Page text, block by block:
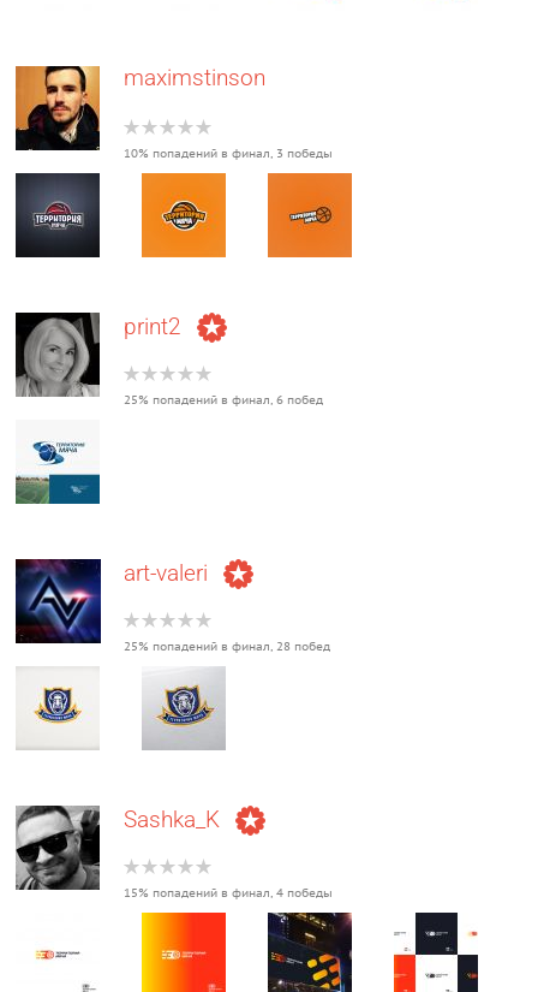
maximstinson
10% попадений в финал, 3 победы
print2
25% попадений в финал, 6 побед
art-valeri
25% попадений в финал, 28 побед
Sashka_K
15% попадений в финал, 4 победы